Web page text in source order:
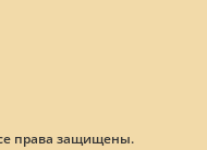
права защищены.